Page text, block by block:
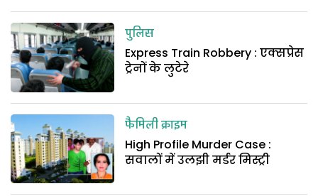
पुलिस
Express Train Robbery : एक्सप्रेस
ट्रेनों के लुटेरे
फैमिली क्राइम
High Profile Murder Case :
सवालों में उलझी मर्डर मिस्ट्री